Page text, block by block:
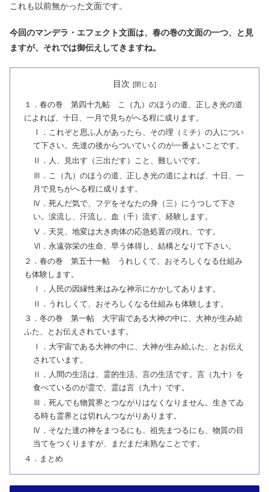
これも以前無かった文面です。
今回のマンデラ・エフェクト文面は、春の巻の文面の一つ、と見
ますが、それでは御伝えしてきますね。
目次
１．春の巻 第四十九帖 こ（九）のほうの道、正しき光の道
によれば、十日、一月で見ちがへる程に成ります。
Ⅰ．これぞと思ふ人があったら、その理（ミチ）の人につい
て下さい。先達の後からついていくのが一番よいことです。
Ⅱ．人、見出す（三出だす）こと、難しいです。
Ⅲ．こ（九）のほうの道、正しき光の道によれば、十日、一
月で見ちがへる程に成ります。
Ⅳ．死んだ気で、フデをそなたの身（三）にうつして下さ
い。涙流し、汗流し、血（千）流す、経験します。
Ⅴ．天災、地変は大き肉体の応急処置の現れ、です。
Ⅵ．永遠弥栄の生命、早う体得し、結構となりて下さい。
２．春の巻 第五十一帖 うれしくて、おそろしくなる仕組み
も体験します。
Ⅰ．人民の因縁性来はみな神示にかかしてあります。
Ⅱ．うれしくて、おそろしくなる仕組みも体験します。
３．冬の巻 第一帖 大宇宙である大神の中に、大神が生み給
ふた、とお伝えされています。
Ⅰ．大宇宙である大神の中に、大神が生み給ふた、とお伝え
されています。
Ⅱ．人間の生活は、霊的生活、言の生活です。言（九十）を
食べているのが霊で、霊は言（九十）です。
Ⅲ．死んでも物質界とつながりはなくなりません。生きてゐ
る時も霊界とは切れんつながりあります。
Ⅳ．そなた達の神をまつるにも、祖先まつるにも、物質の目
当てをつくりますが、まだまだ未熟なことです。
４．まとめ